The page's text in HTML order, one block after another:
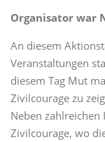
Organisator war
An diesem
Veranstaltungen
diesem Tag Mut
Zivilcourage zu
Neben
Zivilcourage, wo